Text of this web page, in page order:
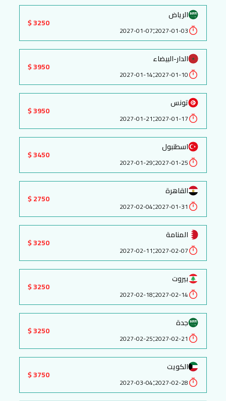
الرياض
2027-01-03
:
2027-01-07
3250 $
الدار-البيضاء
2027-01-10
:
2027-01-14
3950 $
تونس
2027-01-17
:
2027-01-21
3950 $
اسطنبول
2027-01-25
:
2027-01-29
3450 $
القاهرة
2027-01-31
:
2027-02-04
2750 $
المنامة
2027-02-07
:
2027-02-11
3250 $
بيروت
2027-02-14
:
2027-02-18
3250 $
جدة
2027-02-21
:
2027-02-25
3250 $
الكويت
2027-02-28
:
2027-03-04
3750 $